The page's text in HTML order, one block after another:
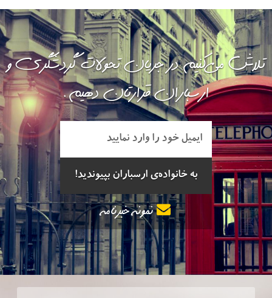
تلاش می‌کنیم در جریان تحولات گردشگری و
ارسباران قرارتان دهیم.
نمونه خبرنامه